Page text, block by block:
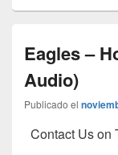
Eagles –
Audio)
Publicado el
Contact Us on